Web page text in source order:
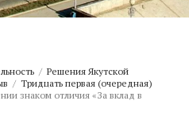
/ Решения Якутской
/ Тридцать первая (очередная)
знаком отличия «За вклад в